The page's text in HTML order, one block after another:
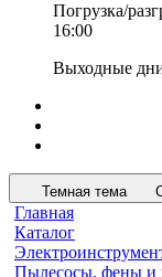
Погрузка/
16:00
Выходные
Темная тема
Главная
Каталог
Пылесосы, фены и